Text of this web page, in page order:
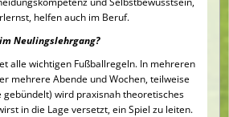
helfen auch im Beruf.
Neulingslehrgang?
alle wichtigen Fußballregeln. In mehreren
mehrere Abende und Wochen, teilweise
gebündelt) wird praxisnah theoretisches
in die Lage versetzt, ein Spiel zu leiten.